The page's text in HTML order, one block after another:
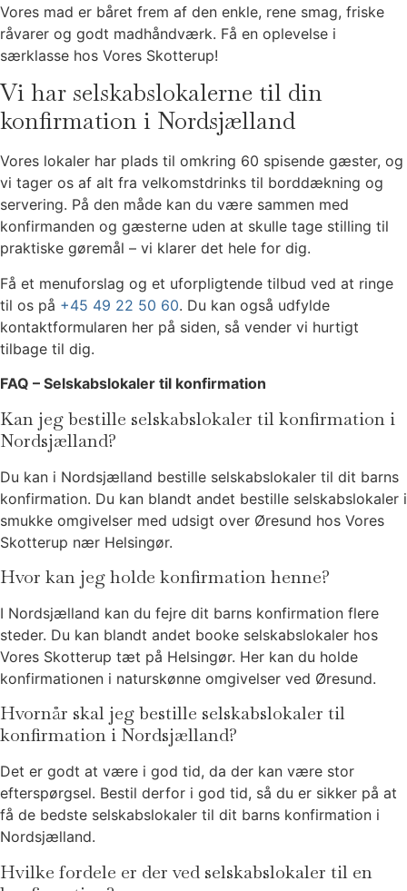
Vores mad er båret frem af den enkle, rene smag, friske
råvarer og godt madhåndværk. Få en oplevelse i
særklasse hos Vores Skotterup!
Vi har selskabslokalerne til din
konfirmation i Nordsjælland
Vores lokaler har plads til omkring 60 spisende gæster, og
vi tager os af alt fra velkomstdrinks til borddækning og
servering. På den måde kan du være sammen med
konfirmanden og gæsterne uden at skulle tage stilling til
praktiske gøremål – vi klarer det hele for dig.
Få et menuforslag og et uforpligtende tilbud ved at ringe
til os på +45 49 22 50 60. Du kan også udfylde
kontaktformularen her på siden, så vender vi hurtigt
tilbage til dig.
FAQ – Selskabslokaler til konfirmation
Kan jeg bestille selskabslokaler til konfirmation i
Nordsjælland?
Du kan i Nordsjælland bestille selskabslokaler til dit barns
konfirmation. Du kan blandt andet bestille selskabslokaler i
smukke omgivelser med udsigt over Øresund hos Vores
Skotterup nær Helsingør.
Hvor kan jeg holde konfirmation henne?
I Nordsjælland kan du fejre dit barns konfirmation flere
steder. Du kan blandt andet booke selskabslokaler hos
Vores Skotterup tæt på Helsingør. Her kan du holde
konfirmationen i naturskønne omgivelser ved Øresund.
Hvornår skal jeg bestille selskabslokaler til
konfirmation i Nordsjælland?
Det er godt at være i god tid, da der kan være stor
efterspørgsel. Bestil derfor i god tid, så du er sikker på at
få de bedste selskabslokaler til dit barns konfirmation i
Nordsjælland.
Hvilke fordele er der ved selskabslokaler til en